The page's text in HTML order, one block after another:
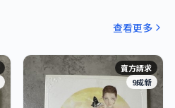
查看更多
賣方請求
9成新